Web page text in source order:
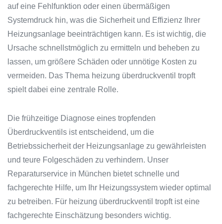
auf eine Fehlfunktion oder einen übermäßigen
Systemdruck hin, was die Sicherheit und Effizienz Ihrer
Heizungsanlage beeinträchtigen kann. Es ist wichtig, die
Ursache schnellstmöglich zu ermitteln und beheben zu
lassen, um größere Schäden oder unnötige Kosten zu
vermeiden. Das Thema heizung überdruckventil tropft
spielt dabei eine zentrale Rolle.
Die frühzeitige Diagnose eines tropfenden
Überdruckventils ist entscheidend, um die
Betriebssicherheit der Heizungsanlage zu gewährleisten
und teure Folgeschäden zu verhindern. Unser
Reparaturservice in München bietet schnelle und
fachgerechte Hilfe, um Ihr Heizungssystem wieder optimal
zu betreiben. Für heizung überdruckventil tropft ist eine
fachgerechte Einschätzung besonders wichtig.